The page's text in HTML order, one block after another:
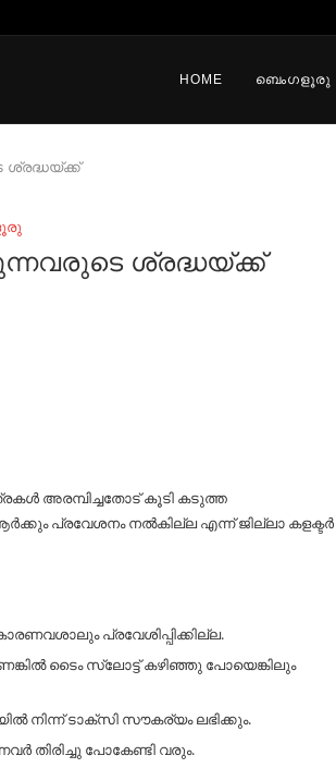
HOME ബെംഗളൂരു
ശ്രദ്ധയ്ക്ക്
ശ്രദ്ധയ്ക്ക്
അരമ്പിച്ചതോട് കൂടി കടുത്ത
പ്രവേശനം നൽകില്ല എന്ന് ജില്ലാ കളക്ടർ
പ്രവേശിപ്പിക്കില്ല.
ടൈം സ്ലോട്ട് കഴിഞ്ഞു പോയെങ്കിലും
നിന്ന് ടാക്സി സൗകര്യം ലഭിക്കും.
തിരിച്ചു പോകേണ്ടി വരും.